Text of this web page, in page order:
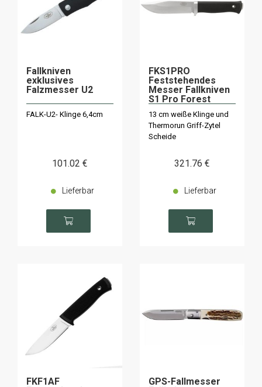
Fallkniven
exklusives
Falzmesser U2
FALK-U2- Klinge 6,4cm
101.02 €
Lieferbar
FKS1PRO
Feststehendes
Messer Fallkniven
S1 Pro Forest
13 cm weiße Klinge und
Thermorun Griff-Zytel
Scheide
321.76 €
Lieferbar
FKF1AF
GPS-Fallmesser